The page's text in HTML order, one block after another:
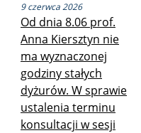
9 czerwca 2026
Od dnia 8.06 prof.
Anna Kiersztyn nie
ma wyznaczonej
godziny stałych
dyżurów. W sprawie
ustalenia terminu
konsultacji w sesji